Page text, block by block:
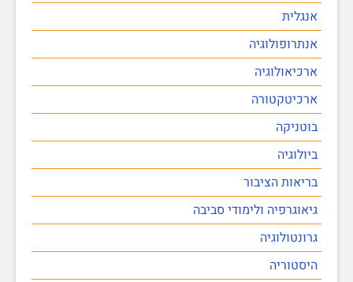
אנגלית
אנתרופולוגיה
ארכיאולוגיה
ארכיטקטורה
בוטניקה
ביולוגיה
בריאות הציבור
גיאוגרפיה ולימודי סביבה
גרונטולוגיה
היסטוריה